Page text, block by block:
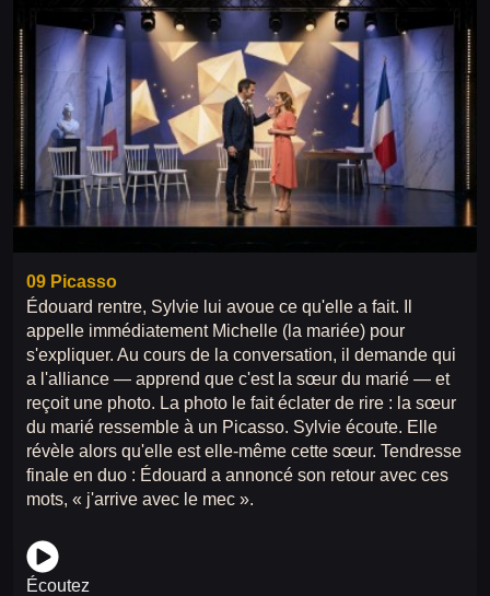
09 Picasso
Édouard rentre, Sylvie lui avoue ce qu'elle a fait. Il
appelle immédiatement Michelle (la mariée) pour
s'expliquer. Au cours de la conversation, il demande qui
a l'alliance — apprend que c'est la sœur du marié — et
reçoit une photo. La photo le fait éclater de rire : la sœur
du marié ressemble à un Picasso. Sylvie écoute. Elle
révèle alors qu'elle est elle-même cette sœur. Tendresse
finale en duo : Édouard a annoncé son retour avec ces
mots, « j'arrive avec le mec ».
Écoutez